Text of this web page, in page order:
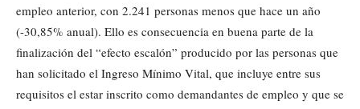
empleo anterior, con 2.241 personas menos que hace un año
(-30,85% anual). Ello es consecuencia en buena parte de la
finalización del “efecto escalón” producido por las personas que
han solicitado el Ingreso Mínimo Vital, que incluye entre sus
requisitos el estar inscrito como demandantes de empleo y que se